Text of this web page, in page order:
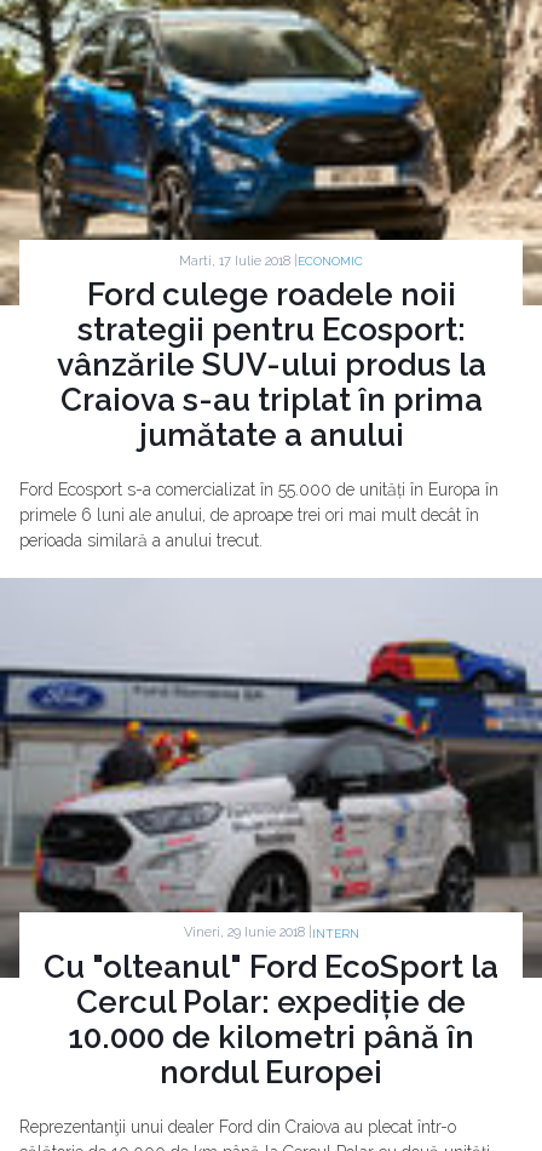
Marti, 17 Iulie 2018 | ECONOMIC
Ford culege roadele noii
strategii pentru Ecosport:
vânzările SUV-ului produs la
Craiova s-au triplat în prima
jumătate a anului
Ford Ecosport s-a comercializat în 55.000 de unități în Europa în
primele 6 luni ale anului, de aproape trei ori mai mult decât în
perioada similară a anului trecut.
Vineri, 29 Iunie 2018 | INTERN
Cu "olteanul" Ford EcoSport la
Cercul Polar: expediție de
10.000 de kilometri până în
nordul Europei
Reprezentanţii unui dealer Ford din Craiova au plecat într-o